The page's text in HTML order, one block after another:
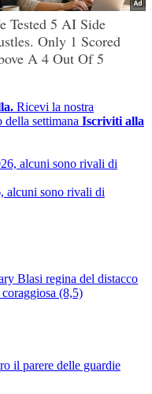
Ricevi la nostra
settimana Iscriviti alla
alcuni sono rivali di
Blasi regina del distacco
(8,5)
il parere delle guardie